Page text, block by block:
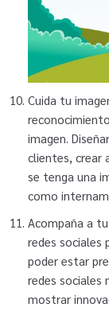
Cuida tu
imagen.
clientes, crear
se tenga una
como
Acompaña a
redes sociales
poder estar
redes sociales
mostrar